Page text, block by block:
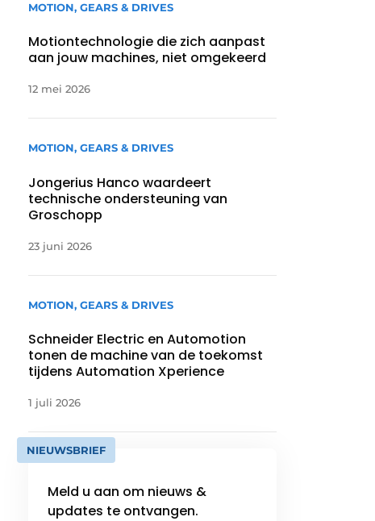
MOTION, GEARS & DRIVES
Motiontechnologie die zich aanpast
aan jouw machines, niet omgekeerd
12 mei 2026
MOTION, GEARS & DRIVES
Jongerius Hanco waardeert
technische ondersteuning van
Groschopp
23 juni 2026
MOTION, GEARS & DRIVES
Schneider Electric en Automotion
tonen de machine van de toekomst
tijdens Automation Xperience
1 juli 2026
NIEUWSBRIEF
Meld u aan om nieuws &
updates te ontvangen.